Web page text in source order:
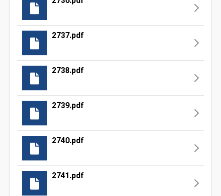
2737.pdf
2738.pdf
2739.pdf
2740.pdf
2741.pdf